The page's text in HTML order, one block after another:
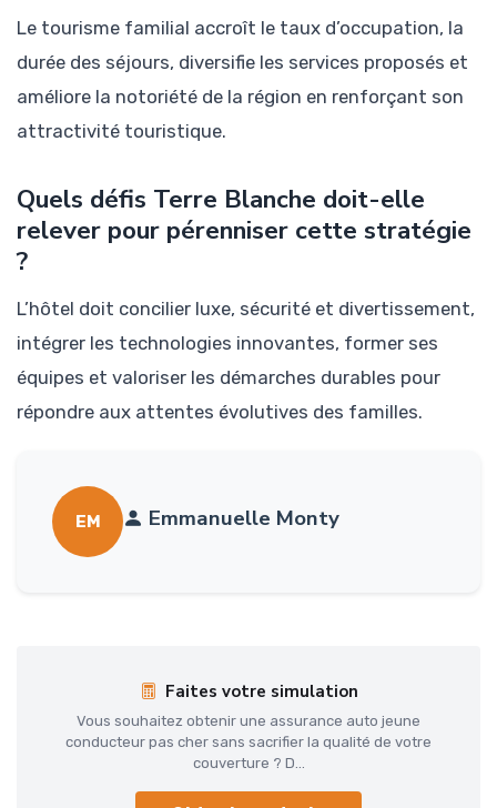
Le tourisme familial accroît le taux d’occupation, la
durée des séjours, diversifie les services proposés et
améliore la notoriété de la région en renforçant son
attractivité touristique.
Quels défis Terre Blanche doit-elle
relever pour pérenniser cette stratégie
?
L’hôtel doit concilier luxe, sécurité et divertissement,
intégrer les technologies innovantes, former ses
équipes et valoriser les démarches durables pour
répondre aux attentes évolutives des familles.
EM Emmanuelle Monty
Faites votre simulation
Vous souhaitez obtenir une assurance auto jeune
conducteur pas cher sans sacrifier la qualité de votre
couverture ? D...